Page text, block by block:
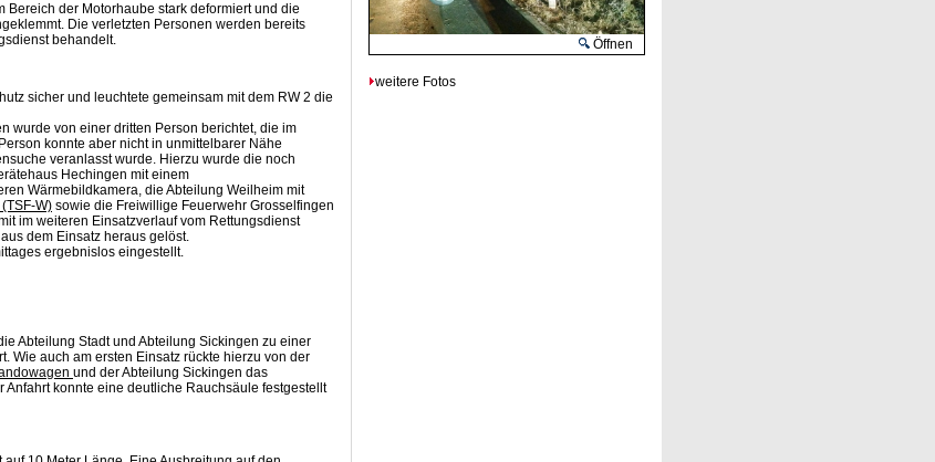
Bereich der Motorhaube stark deformiert und die
Die verletzten Personen werden bereits
behandelt.
sicher und leuchtete gemeinsam mit dem RW 2 die
wurde von einer dritten Person berichtet, die im
konnte aber nicht in unmittelbarer Nähe
veranlasst wurde. Hierzu wurde die noch
Hechingen mit einem
Wärmebildkamera, die Abteilung Weilheim mit
W) sowie die Freiwillige Feuerwehr Grosselfingen
im weiteren Einsatzverlauf vom Rettungsdienst
dem Einsatz heraus gelöst.
ergebnislos eingestellt.
Abteilung Stadt und Abteilung Sickingen zu einer
Wie auch am ersten Einsatz rückte hierzu von der
und der Abteilung Sickingen das
Anfahrt konnte eine deutliche Rauchsäule festgestellt
Öffnen
weitere Fotos